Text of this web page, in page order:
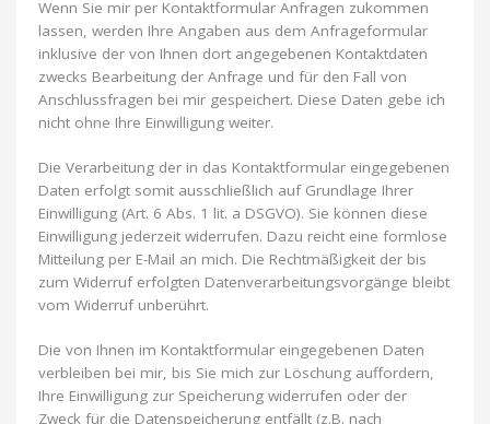
Wenn Sie mir per Kontaktformular Anfragen zukommen
lassen, werden Ihre Angaben aus dem Anfrageformular
inklusive der von Ihnen dort angegebenen Kontaktdaten
zwecks Bearbeitung der Anfrage und für den Fall von
Anschlussfragen bei mir gespeichert. Diese Daten gebe ich
nicht ohne Ihre Einwilligung weiter.
Die Verarbeitung der in das Kontaktformular eingegebenen
Daten erfolgt somit ausschließlich auf Grundlage Ihrer
Einwilligung (Art. 6 Abs. 1 lit. a DSGVO). Sie können diese
Einwilligung jederzeit widerrufen. Dazu reicht eine formlose
Mitteilung per E-Mail an mich. Die Rechtmäßigkeit der bis
zum Widerruf erfolgten Datenverarbeitungsvorgänge bleibt
vom Widerruf unberührt.
Die von Ihnen im Kontaktformular eingegebenen Daten
verbleiben bei mir, bis Sie mich zur Löschung auffordern,
Ihre Einwilligung zur Speicherung widerrufen oder der
Zweck für die Datenspeicherung entfällt (z.B. nach